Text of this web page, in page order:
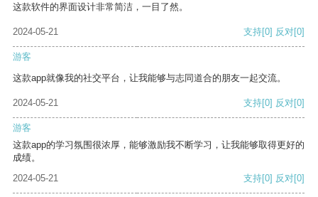
这款软件的界面设计非常简洁，一目了然。
2024-05-21 支持[0] 反对[0]
游客
这款app就像我的社交平台，让我能够与志同道合的朋友一起交流。
2024-05-21 支持[0] 反对[0]
游客
这款app的学习氛围很浓厚，能够激励我不断学习，让我能够取得更好的
成绩。
2024-05-21
支持[0] 反对[0]